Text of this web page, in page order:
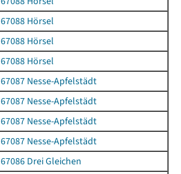
67088 Hörsel
67088 Hörsel
67088 Hörsel
67087 Nesse-Apfelstädt
67087 Nesse-Apfelstädt
67087 Nesse-Apfelstädt
67087 Nesse-Apfelstädt
67086 Drei Gleichen